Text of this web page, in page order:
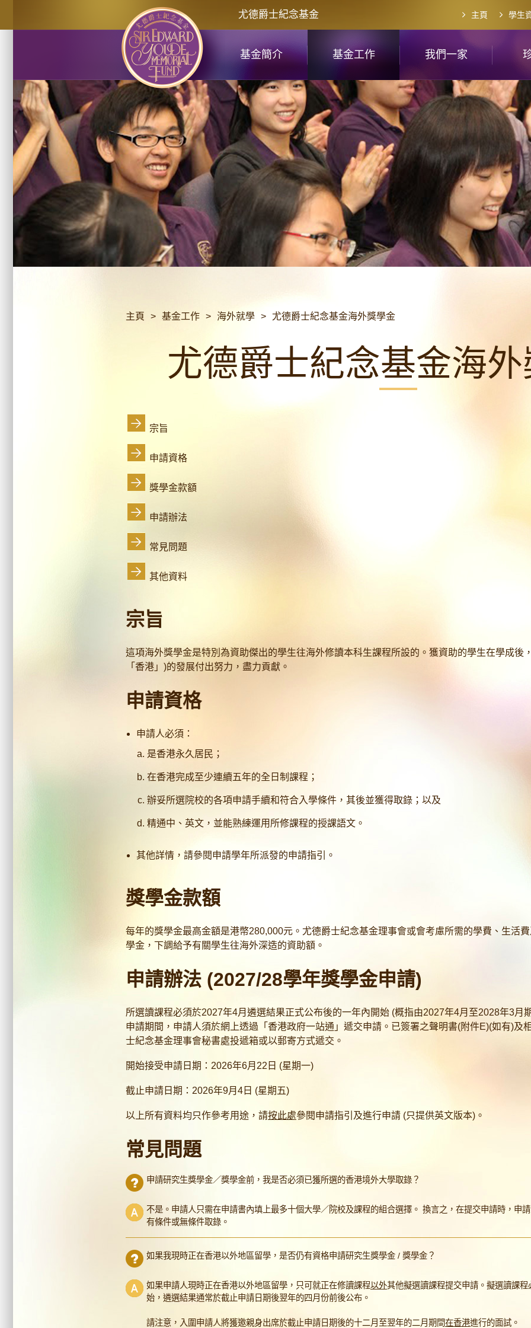
尤德爵士紀念基金 主頁 學生
基金簡介 基金工作 我們一家
主頁 > 基金工作 > 海外就學 > 尤德爵士紀念基金海外獎學金
尤德爵士紀念基金海
宗旨
申請資格
獎學金款額
申請辦法
常見問題
其他資料
宗旨
這項海外獎學金是特別為資助傑出的學生往海外修讀本科生課程所設的。獲資助的學生在學成後
「香港」)的發展付出努力，盡力貢獻。
申請資格
申請人必須：
是香港永久居民；
在香港完成至少連續五年的全日制課程；
辦妥所選院校的各項申請手續和符合入學條件，其後並獲得取錄；以及
精通中、英文，並能熟練運用所修課程的授課語文。
其他詳情，請參閱申請學年所派發的申請指引。
獎學金款額
每年的獎學金最高金額是港幣280,000元。尤德爵士紀念基金理事會或會考慮所需的學費、生活
學金，下調給予有關學生往海外深造的資助額。
申請辦法 (2027/28學年獎學金申請)
所選讀課程必須於2027年4月遴選結果正式公布後的一年內開始 (概指由2027年4月至2028年3月
申請期間，申請人須於網上透過「香港政府一站通」遞交申請。已簽署之聲明書(附件E)(如有)及
士紀念基金理事會秘書處投遞箱或以郵寄方式遞交。
開始接受申請日期：2026年6月22日 (星期一)
截止申請日期： 2026年9月4日 (星期五)
以上所有資料均只作參考用途， 請按此處參閱申請指引及進行申請 (只提供英文版本)。
常見問題
申請研究生獎學金／獎學金前，我是否必須已獲所選的香港境外大學取錄？
不是。申請人只需在申請書內填上最多十個大學／院校及課程的組合選擇。 換言之，在提交申請時，申
有條件或無條件取錄。
如果我現時正在香港以外地區留學，是否仍有資格申請研究生獎學金 / 獎學金？
如果申請人現時正在香港以外地區留學，只可就正在修讀課程以外其他擬選讀課程提交申請。擬選讀課
始，遴選結果通常於截止申請日期後翌年的四月份前後公布。
請注意，入圍申請人將獲邀親身出席於截止申請日期後的十二月至翌年的二月期間在香港進行的面試。